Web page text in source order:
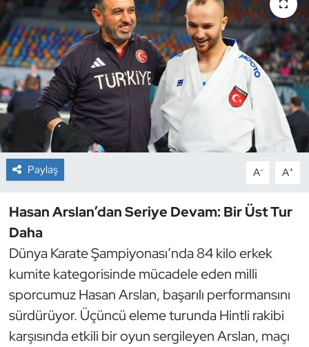
Paylaş A- A+
Hasan Arslan’dan Seriye Devam: Bir Üst Tur
Daha
Dünya Karate Şampiyonası’nda 84 kilo erkek
kumite kategorisinde mücadele eden milli
sporcumuz Hasan Arslan, başarılı performansını
sürdürüyor. Üçüncü eleme turunda Hintli rakibi
karşısında etkili bir oyun sergileyen Arslan, maçı
Buz Pateni
Çim Hokeyi
Cimnastik
Curling
Dağcılık
Dövüş Sanatı
E-Spor
Eskrim
Futbol